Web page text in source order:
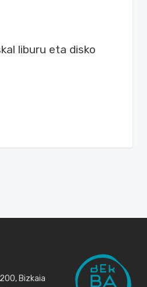
liburu eta disko
Bizkaia